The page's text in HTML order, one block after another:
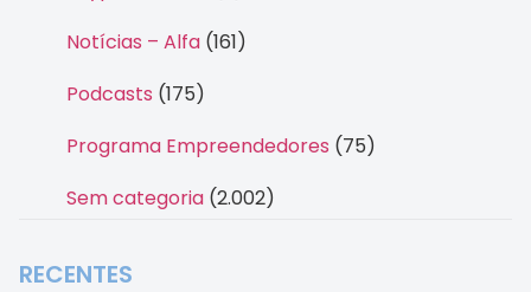
Notícias – Alfa (161)
Podcasts (175)
Programa Empreendedores (75)
Sem categoria (2.002)
RECENTES